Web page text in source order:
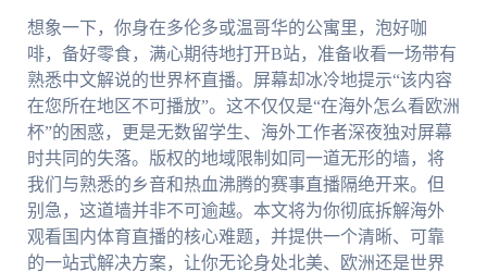
想象一下，你身在多伦多或温哥华的公寓里，泡好咖
啡，备好零食，满心期待地打开B站，准备收看一场带有
熟悉中文解说的世界杯直播。屏幕却冰冷地提示“该内容
在您所在地区不可播放”。这不仅仅是“在海外怎么看欧洲
杯”的困惑，更是无数留学生、海外工作者深夜独对屏幕
时共同的失落。版权的地域限制如同一道无形的墙，将
我们与熟悉的乡音和热血沸腾的赛事直播隔绝开来。但
别急，这道墙并非不可逾越。本文将为你彻底拆解海外
观看国内体育直播的核心难题，并提供一个清晰、可靠
的一站式解决方案，让你无论身处北美、欧洲还是世界